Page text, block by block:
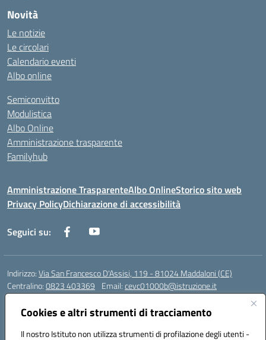
Cookies e altri strumenti di tracciamento
Il nostro Istituto non utilizza strumenti di profilazione degli utenti -
Novità
Le notizie
Le circolari
Calendario eventi
Albo online
Semiconvitto
Modulistica
Albo Online
Amministrazione trasparente
Familyhub
Amministrazione TrasparenteAlbo OnlineStorico sito web
Privacy PolicyDichiarazione di accessibilità
Seguici su:
Indirizzo:Via San Francesco D'Assisi, 119 - 81024 Maddaloni (CE)
Centralino:0823 403369 Email:cevc01000b@istruzione.it
Posta elettronica certificata (PEC):
Codice fiscale: 80004990612 (Convitto) - 93044680614 (Scuole
Annesse)